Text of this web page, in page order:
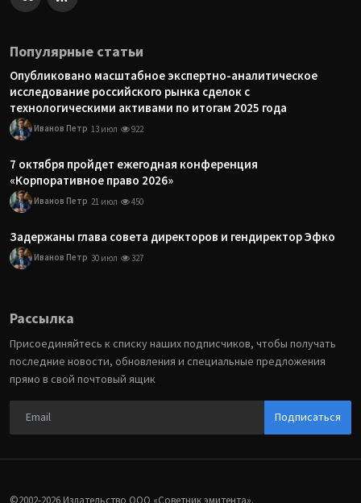
Популярные статьи
Опубликовано масштабное экспертно-аналитическое
исследование российского рынка сделок с
технологическими активами по итогам 2025 года
Иванов Петр 13 июл 922
7 октября пройдет ежегодная конференция
«Корпоративное право 2026»
Иванов Петр 21 июл 450
Задержаны глава совета директоров и гендиректор Эфко
Иванов Петр 30 июл 327
Рассылка
Присоединяйтесь к списку наших подписчиков, чтобы получать
последние новости, обновления и специальные предложения
прямо в свой почтовый ящик
Подписаться
©2002-2026 Издательство ООО «‎Советник эмитента».